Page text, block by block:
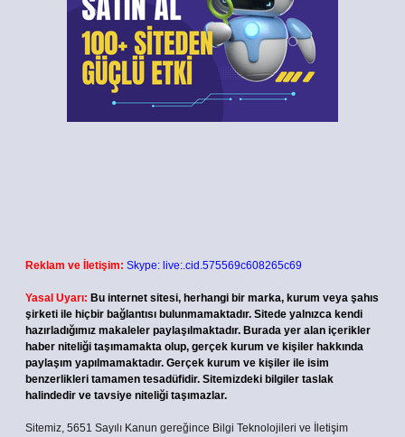
Reklam ve İletişim: Skype: live:.cid.575569c608265c69
Yasal Uyarı: Bu internet sitesi, herhangi bir marka, kurum veya şahıs
şirketi ile hiçbir bağlantısı bulunmamaktadır. Sitede yalnızca kendi
hazırladığımız makaleler paylaşılmaktadır. Burada yer alan içerikler
haber niteliği taşımamakta olup, gerçek kurum ve kişiler hakkında
paylaşım yapılmamaktadır. Gerçek kurum ve kişiler ile isim
benzerlikleri tamamen tesadüfidir. Sitemizdeki bilgiler taslak
halindedir ve tavsiye niteliği taşımazlar.
Sitemiz, 5651 Sayılı Kanun gereğince Bilgi Teknolojileri ve İletişim